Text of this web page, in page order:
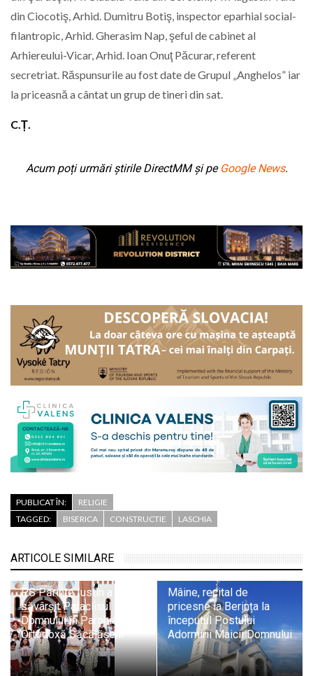
din Ciocotiş, Arhid. Dumitru Botiş, inspector eparhial social-
filantropic, Arhid. Gherasim Nap, şeful de cabinet al
Arhiereului-Vicar, Arhid. Ioan Onuţ Păcurar, referent
secretriat. Răspunsurile au fost date de Grupul „Anghelos” iar
la priceasnă a cântat un grup de tineri din sat.
C.Ț.
Acum poți urmări știrile DirectMM și pe Google News.
PUBLICAT ÎN:
RELIGIE
TAGGED:
BISERICA CONSTRUCTIE LASCHIA
ARTICOLE SIMILARE
PS Părinte Iustin a
săvârșit Paraclisul Maicii
Domnului în Parohia
Ortodoxă Săcălășeni
Mâine, recital de
pricesne la Berința la
începutul Postului
Adormirii Maicii Domnului